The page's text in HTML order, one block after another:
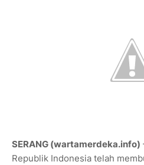
SERANG (wartamerdeka.info)
Republik Indonesia telah